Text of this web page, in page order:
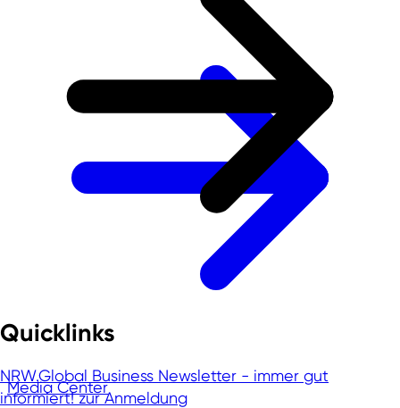
Media Center
Quicklinks
NRW.Global Business Newsletter - immer gut
informiert!zur Anmeldung